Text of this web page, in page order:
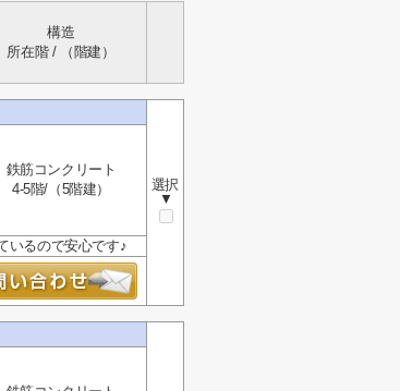
構造
所在階 / （階建）
選択
▼
鉄筋コンクリート
4-5階/（5階建）
いるので安心です♪